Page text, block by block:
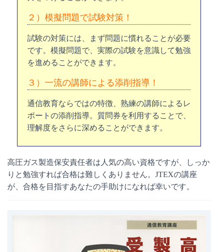
２）模擬問題で試験対策！
試験の対策には、まず問題に慣れることが必要
です。模擬問題で、実際の試験を意識して勉強
を進めることができます。
３）一流の講師による添削指導！
通信教育ならではの特徴、熟練の講師によるレ
ポートの添削指導。質問券を利用することで、
理解度をさらに深めることができます。
高圧ガス製造保安責任者は人気の高い資格ですが、しっか
りと勉強すれば合格は難しくありません。JTEXの講座
が、合格を目指すあなたの手助けになれば幸いです。